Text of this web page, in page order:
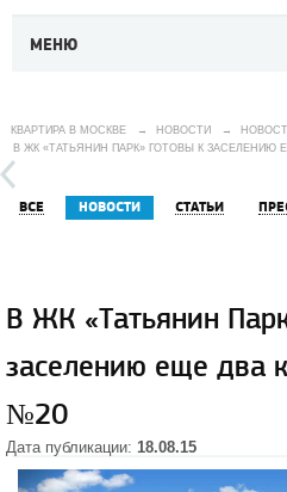
МЕНЮ
КВАРТИРА В МОСКВЕ → НОВОСТИ →
В ЖК «ТАТЬЯНИН ПАРК» ГОТОВЫ К ЗАСЕЛЕНИЮ
ВСЕ НОВОСТИ СТАТЬИ
В ЖК «Татьянин
заселению еще два
№20
Дата публикации: 18.08.15